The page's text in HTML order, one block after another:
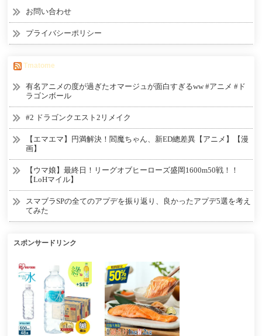
お問い合わせ
プライバシーポリシー
Tmatome
有名アニメの度が過ぎたオマージュが面白すぎるww #アニメ #ド
ラゴンボール
#2 ドラゴンクエスト2リメイク
【エマエマ】円満解決！閻魔ちゃん、新ED總差異【アニメ】【漫
画】
【ウマ娘】最終日！リーグオブヒーローズ盛岡1600m50戦！！
【LoHマイル】
スマブラSPの全てのアプデを振り返り、良かったアプデ5選を考え
てみた
スポンサードリンク